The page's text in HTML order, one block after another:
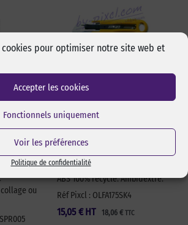
pour optimiser notre site web et
Accepter les cookies
Fonctionnels uniquement
Voir les préférences
Politique de confidentialité
de
ou
Cutter sécurité Olfa
17,5 mm SK-4 Green
Cutter sécurité Olfa SK-4
Green pour lames 17,5 mm.
Changement de lame rapide
et sans outils. Manche en
ABS 100% recyclé. Ambidextre.
Réf Pixcl : OLFA175SK4
15,05 € 18,06 € TTC
HT